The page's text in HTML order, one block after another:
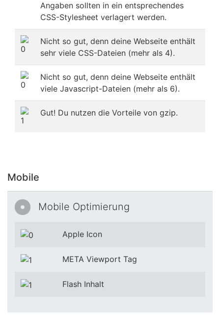
Angaben sollten in ein entsprechendes
CSS-Stylesheet verlagert werden.
Nicht so gut, denn deine Webseite enthält
sehr viele CSS-Dateien (mehr als 4).
Nicht so gut, denn deine Webseite enthält
viele Javascript-Dateien (mehr als 6).
Gut! Du nutzen die Vorteile von gzip.
Mobile
Mobile Optimierung
Apple Icon
META Viewport Tag
Flash Inhalt